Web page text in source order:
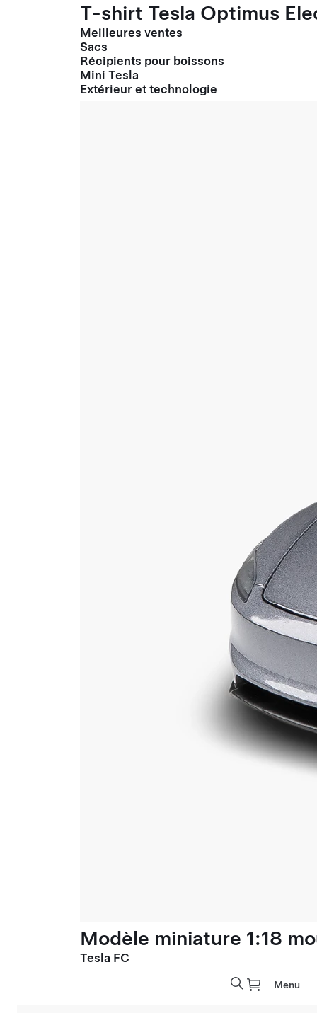
T-shirt Tesla Optimus
Meilleures ventes
Sacs
Récipients pour boissons
Mini Tesla
Extérieur et technologie
Modèle miniature 1:18
Tesla FC
Menu